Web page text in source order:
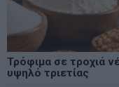
Τρόφιμα σε τροχιά
υψηλό τριετίας